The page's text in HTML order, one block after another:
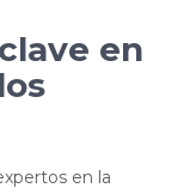
en
en la